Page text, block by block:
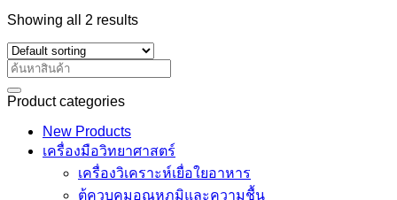
Showing all 2 results
Search
for:
Product categories
New Products
เครื่องมือวิทยาศาสตร์
เครื่องวิเคราะห์เยื่อใยอาหาร
ตู้ควบคุมอุณหภูมิและความชื้น